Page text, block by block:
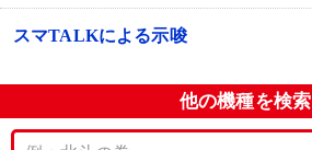
スマTALKによる示唆
他の機種を検索